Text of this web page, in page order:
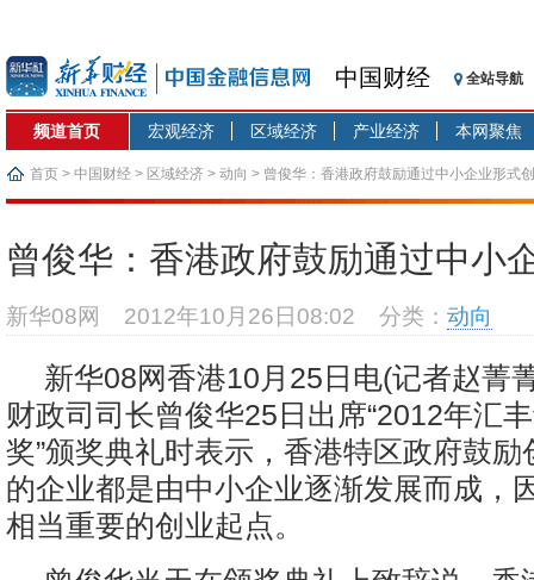
中国财经 全站导航
频道首页 宏观经济 区域经济 产业经济 本网聚焦
首页 > 中国财经 > 区域经济 > 动向 > 曾俊华：香港政府鼓励通过中小企业形式
曾俊华：香港政府鼓励通过中小
新华08网 2012年10月26日08:02 分类： 动向
新华08网香港10月25日电(记者赵菁
财政司司长曾俊华25日出席“2012年汇
奖”颁奖典礼时表示，香港特区政府鼓
的企业都是由中小企业逐渐发展而成，
相当重要的创业起点。